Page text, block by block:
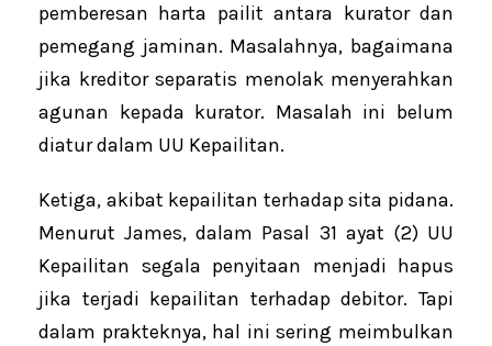
pemberesan harta pailit antara kurator dan
pemegang jaminan. Masalahnya, bagaimana
jika kreditor separatis menolak menyerahkan
agunan kepada kurator. Masalah ini belum
diatur dalam UU Kepailitan.
Ketiga, akibat kepailitan terhadap sita pidana.
Menurut James, dalam Pasal 31 ayat (2) UU
Kepailitan segala penyitaan menjadi hapus
jika terjadi kepailitan terhadap debitor. Tapi
dalam prakteknya, hal ini sering meimbulkan